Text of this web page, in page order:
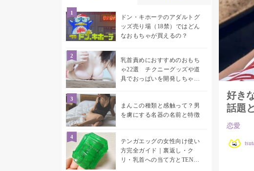
ドン・キホーテのアダルトグ
ッズ売り場（18禁）ではどん
なおもちゃが買えるの？
乳首責めにおすすめのおもち
ゃ22選 チクニーグッズや道
具でおっぱいを開発しちゃお
まんこの種類と感触って？男
を虜にする名器の名前と特徴
テンガエッグの女性向け使い
方完全ガイド｜裏返し・ク
リ・乳首への当て方とTENGA
好き
話題
恋愛